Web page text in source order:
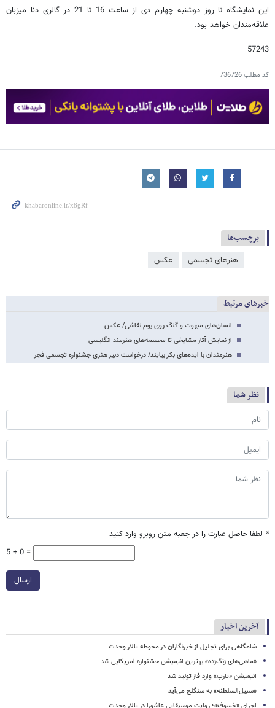
این نمایشگاه تا روز دوشنبه چهارم دی از ساعت 16 تا 21 در گالری دنا میزبان
علاقه‌مندان خواهد بود.
57243
کد مطلب736726
برچسب‌ها
هنرهای تجسمی عکس
خبرهای مرتبط
انسان‌های مبهوت و گنگ روی بوم نقاشی‌/ عکس
از نمایش آثار مشایخی تا مجسمه‌های هنرمند انگلیسی
هنرمندان با ایده‌های بکر بیایند/ درخواست دبیر هنری جشنواره تجسمی فجر
نظر شما
* لطفا حاصل عبارت را در جعبه متن روبرو وارد کنید
5 + 0 =
ارسال
آخرین اخبار
شامگاهی برای تجلیل از خبرنگاران در محوطه تالار وحدت
«ماهی‌های زنگ‌زده» بهترین انیمیشن جشنواره آمریکایی شد
انیمیشن «یارپ» وارد فاز تولید شد
«سبیل‌السلطنه» به سنگلج می‌آید